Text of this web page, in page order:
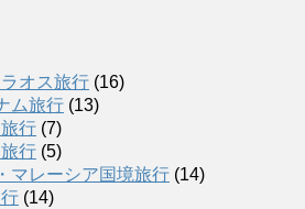
オス旅行 (16)
ム旅行 (13)
行 (7)
行 (5)
マレーシア国境旅行 (14)
(14)